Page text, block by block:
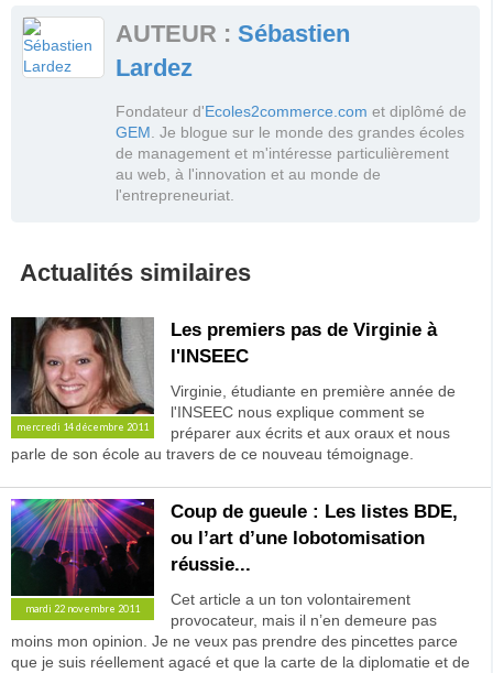
école
Voir tous les messages du forum
Voir toutes les actualités de ce tag
Voir tous les messages du forum
AUTEUR : Sébastien
Lardez
Fondateur d'Ecoles2commerce.com et diplômé de
GEM . Je blogue sur le monde des grandes écoles
de management et m'intéresse particulièrement
au web, à l'innovation et au monde de
l'entrepreneuriat.
Actualités similaires
mercredi 14 décembre 2011
Les premiers pas de Virginie à
l'INSEEC
Virginie, étudiante en première année de
l'INSEEC nous explique comment se
préparer aux écrits et aux oraux et nous
parle de son école au travers de ce nouveau témoignage.
mardi 22 novembre 2011
Coup de gueule : Les listes BDE,
ou l’art d’une lobotomisation
réussie...
Cet article a un ton volontairement
provocateur, mais il n’en demeure pas
moins mon opinion. Je ne veux pas prendre des pincettes parce
que je suis réellement agacé et que la carte de la diplomatie et de